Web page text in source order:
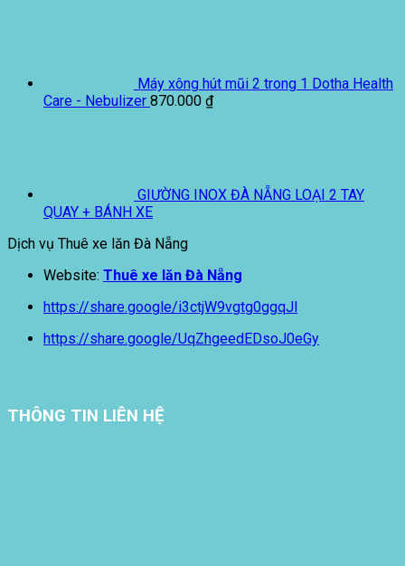
Máy xông hút mũi 2 trong 1 Dotha Health
Care - Nebulizer 870.000 ₫
GIƯỜNG INOX ĐÀ NẴNG LOẠI 2 TAY
QUAY + BÁNH XE
Dịch vụ Thuê xe lăn Đà Nẵng
Website: Thuê xe lăn Đà Nẵng
https://share.google/i3ctjW9vgtg0ggqJl
https://share.google/UqZhgeedEDsoJ0eGy
THÔNG TIN LIÊN HỆ